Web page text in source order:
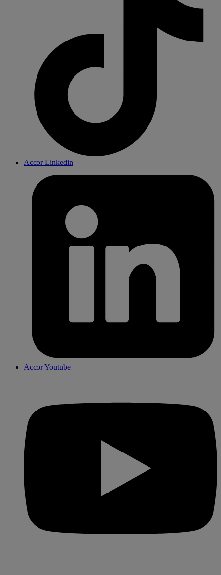
Accor Linkedin
Accor Youtube